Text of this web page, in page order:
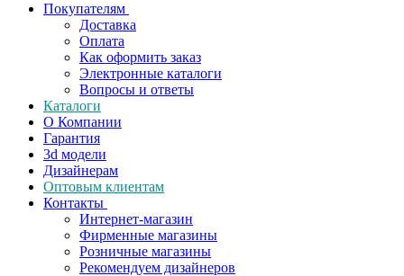
Покупателям
Доставка
Оплата
Как оформить заказ
Электронные каталоги
Вопросы и ответы
Каталоги
О Компании
Гарантия
3d модели
Дизайнерам
Оптовым клиентам
Контакты
Интернет-магазин
Фирменные магазины
Розничные магазины
Рекомендуем дизайнеров